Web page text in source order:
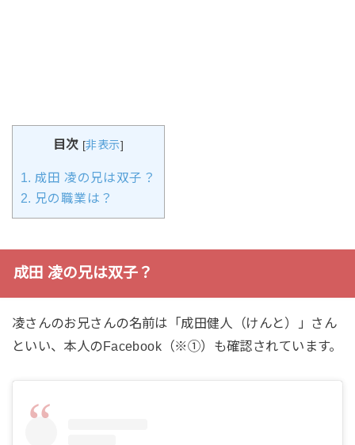
目次 [非表示]
1. 成田 凌の兄は双子？
2. 兄の職業は？
成田 凌の兄は双子？
凌さんのお兄さんの名前は「成田健人（けんと）」さん
といい、本人のFacebook（※①）も確認されています。